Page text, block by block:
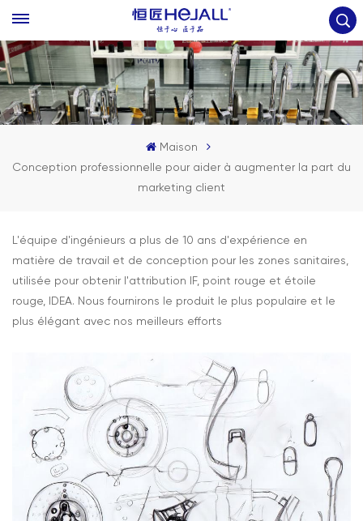
Maison
Conception professionnelle pour aider à augmenter la part du
marketing client
L'équipe d'ingénieurs a plus de 10 ans d'expérience en
matière de travail et de conception pour les zones sanitaires,
utilisée pour obtenir l'attribution IF, point rouge et étoile
rouge, IDEA. Nous fournirons le produit le plus populaire et le
plus élégant avec nos meilleurs efforts